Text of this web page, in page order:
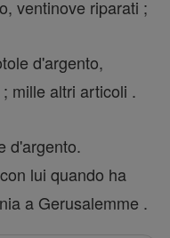
ventinove riparati ;
d'argento,
mille altri articoli .
d'argento.
lui quando ha
a Gerusalemme .